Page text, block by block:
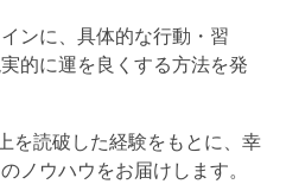
ンに、具体的な行動・習
的に運を良くする方法を発
を読破した経験をもとに、幸
ノウハウをお届けします。